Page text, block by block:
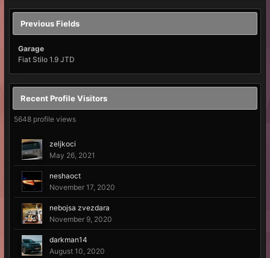
Previous Fields
Garage
Fiat Stilo 1.9 JTD
Recent Profile Visitors
5648 profile views
zeljkoci
May 26, 2021
neshaoct
November 17, 2020
nebojsa zvezdara
November 9, 2020
darkman14
August 10, 2020